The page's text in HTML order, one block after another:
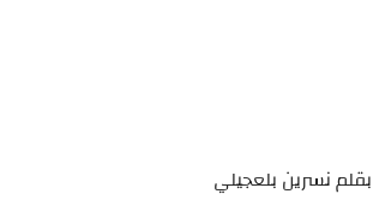
نسرين بلعجيلي